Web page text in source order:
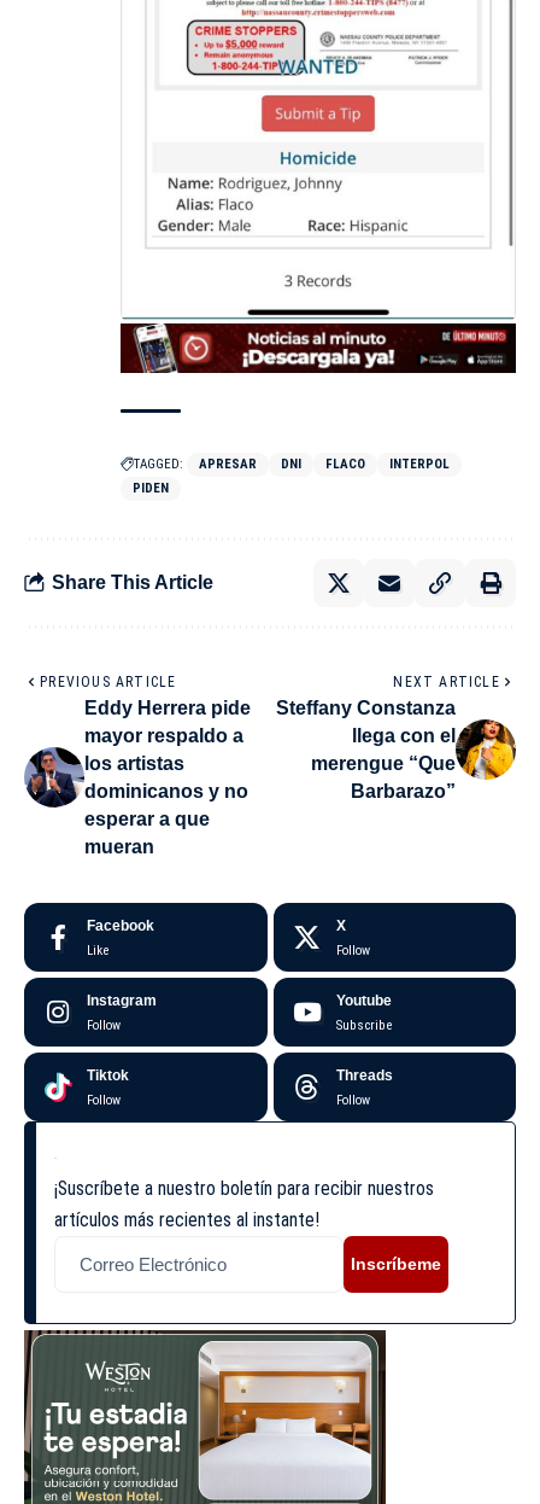
TAGGED: APRESAR DNI FLACO
INTERPOL
PIDEN
Share This Article
PREVIOUS ARTICLE
Eddy Herrera pide
mayor respaldo a
los artistas
dominicanos y no
esperar a que
mueran
NEXT ARTICLE
Steffany Constanza
llega con el
merengue “Que
Barbarazo”
Facebook
Like
X
Follow
Instagram
Follow
Youtube
Subscribe
Tiktok
Follow
Threads
Follow
¡Suscríbete a nuestro boletín para recibir nuestros
artículos más recientes al instante!
Inscríbeme